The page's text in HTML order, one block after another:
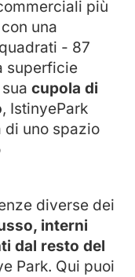
più
una
- 87
superficie
cupola di
, IstinyePark
di uno spazio
diverse dei
interni
dal resto del
Park. Qui puoi